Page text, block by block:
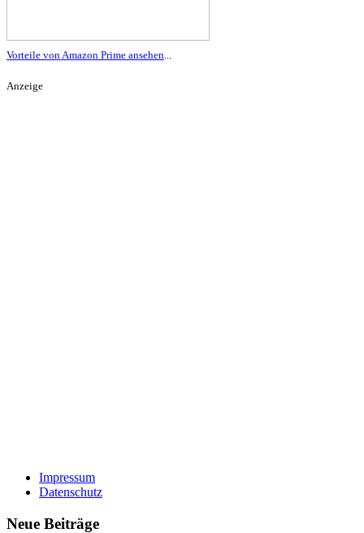
Vorteile von Amazon Prime ansehen
Anzeige
Impressum
Datenschutz
Neue Beiträge